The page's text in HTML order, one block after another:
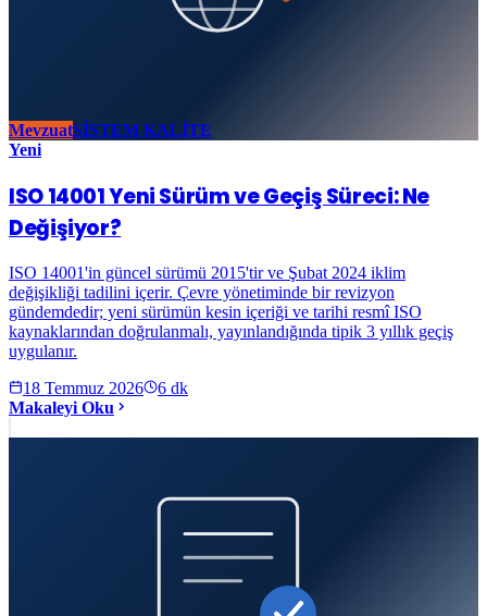
MevzuatSİSTEM KALİTE
Yeni
ISO 14001 Yeni Sürüm ve Geçiş Süreci: Ne
Değişiyor?
ISO 14001'in güncel sürümü 2015'tir ve Şubat 2024 iklim
değişikliği tadilini içerir. Çevre yönetiminde bir revizyon
gündemdedir; yeni sürümün kesin içeriği ve tarihi resmî ISO
kaynaklarından doğrulanmalı, yayınlandığında tipik 3 yıllık geçiş
uygulanır.
18 Temmuz 2026
6 dk
Makaleyi Oku